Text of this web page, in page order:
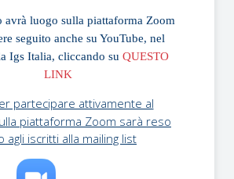
avrà luogo sulla piattaforma Zoom
seguito anche su YouTube, nel
Igs Italia, cliccando su QUESTO
LINK
partecipare attivamente al
piattaforma Zoom sarà reso
agli iscritti alla mailing list